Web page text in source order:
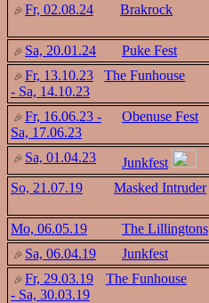
Fr, 02.08.24 Brakrock
Sa, 20.01.24
Puke Fest
Fr, 13.10.23
- Sa, 14.10.23
The Funhouse
Fr, 16.06.23 -
Sa, 17.06.23
Obenuse Fest
Sa, 01.04.23 Junkfest
So, 21.07.19
Masked Intruder
Mo, 06.05.19
The Lillingtons
Sa, 06.04.19
Junkfest
Fr, 29.03.19
- Sa, 30.03.19
The Funhouse